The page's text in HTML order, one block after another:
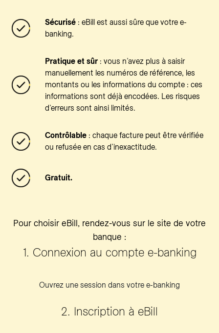
Sécurisé : eBill est aussi sûre que votre e-
banking.
Pratique et sûr : vous n’avez plus à saisir
manuellement les numéros de référence, les
montants ou les informations du compte : ces
informations sont déjà encodées. Les risques
d’erreurs sont ainsi limités.
Contrôlable : chaque facture peut être vérifiée
ou refusée en cas d’inexactitude.
Gratuit.
Pour choisir eBill, rendez-vous sur le site de votre
banque :
1. Connexion au compte e-banking
Ouvrez une session dans votre e-banking
2. Inscription à eBill